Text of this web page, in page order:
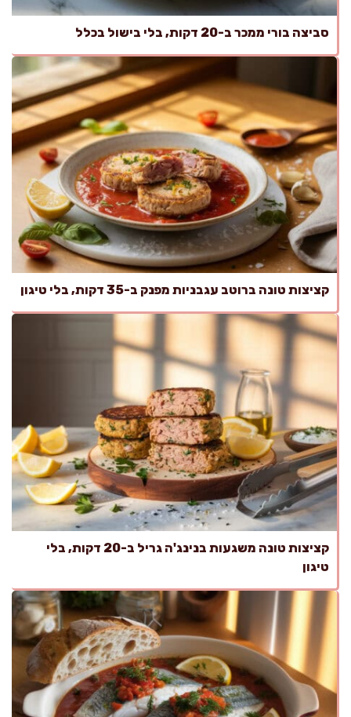
סביצה בורי ממכר ב-20 דקות, בלי בישול בכלל
קציצות טונה ברוטב עגבניות מפנק ב-35 דקות, בלי טיגון
קציצות טונה משגעות בנינג'ה גריל ב-20 דקות, בלי
טיגון